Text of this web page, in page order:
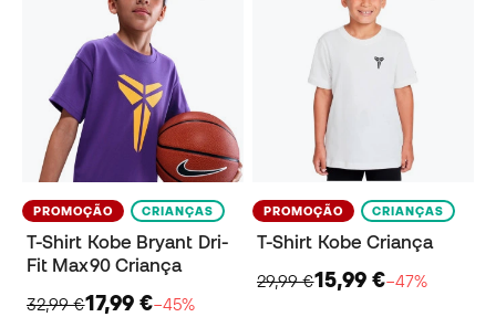
PROMOÇÃO CRIANÇAS
T-Shirt Kobe Bryant Dri-
Fit Max90 Criança
32,99 €17,99 €−45%
PROMOÇÃO CRIANÇAS
T-Shirt Kobe Criança
29,99 €15,99 €−47%